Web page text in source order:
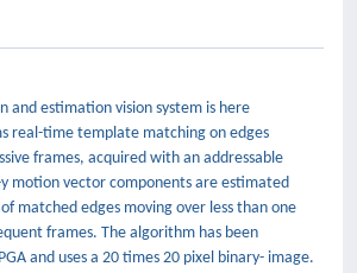
and estimation vision system is here
real-time template matching on edges
frames, acquired with an addressable
y motion vector components are estimated
matched edges moving over less than one
frames. The algorithm has been
and uses a 20 times 20 pixel binary- image.